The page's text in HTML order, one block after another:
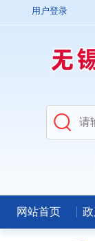
用户登录
网站首页